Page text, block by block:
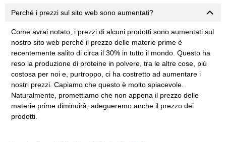
Perché i prezzi sul sito web sono aumentati?
Come avrai notato, i prezzi di alcuni prodotti sono aumentati sul
nostro sito web perché il prezzo delle materie prime è
recentemente salito di circa il 30% in tutto il mondo. Questo ha
reso la produzione di proteine in polvere, tra le altre cose, più
costosa per noi e, purtroppo, ci ha costretto ad aumentare i
nostri prezzi. Capiamo che questo è molto spiacevole.
Naturalmente, promettiamo che non appena il prezzo delle
materie prime diminuirà, adegueremo anche il prezzo dei
prodotti.